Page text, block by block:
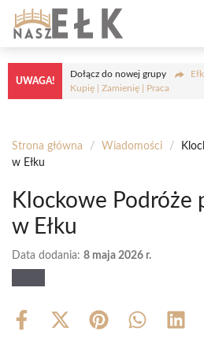
Przejdź
treści
UWAGA!
Dołącz do nowej grupy
Kupię | Zamienię | Praca
Strona główna / Wiadomości /
w Ełku
Klockowe Podróże
w Ełku
Data dodania: 8 maja 2026 r.
Share
Share Share Share